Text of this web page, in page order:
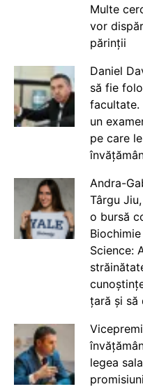
Multe
vor
părinții
Daniel
să fie
facultate.
un
pe care
Andra-
Târgu
o bursă
Science:
țară și să
legea